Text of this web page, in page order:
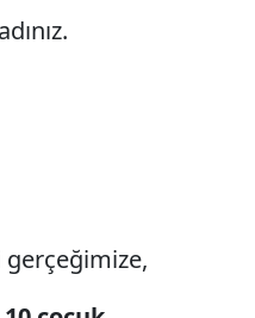
Bartın